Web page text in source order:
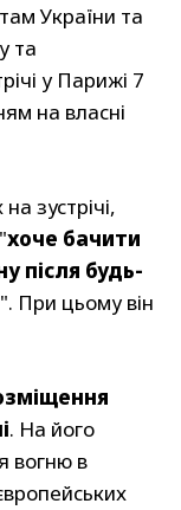
України та
та
у Парижі 7
на власні
зустрічі,
хоче бачити
після будь-
". При цьому він
. На його
вогню в